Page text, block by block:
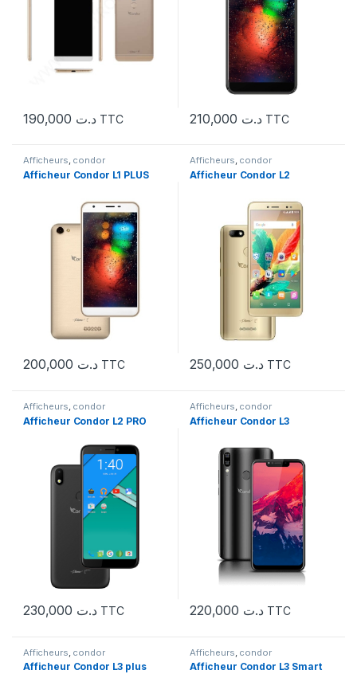
د.ت TTC د.ت TTC
Afficheurs, condor
Afficheur Condor L1 PLUS
د.ت TTC
Afficheurs, condor
Afficheur Condor L2
د.ت TTC
Afficheurs, condor
Afficheur Condor L2 PRO
د.ت TTC
Afficheurs, condor
Afficheur Condor L3
د.ت TTC
Afficheurs condor
Afficheur Condor L3 plus
Afficheurs condor
Afficheur Condor L3 Smart